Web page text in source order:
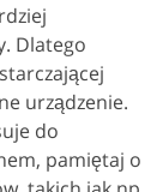
Dlatego
urządzenie.
do
pamiętaj o